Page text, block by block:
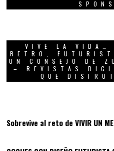
VIVE LA VIDA…
RETRO,
UN CONSEJO DE
– REVISTAS
QUE
Sobrevive al reto de VIVIR UN